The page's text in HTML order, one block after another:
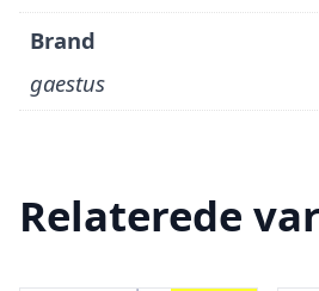
Brand
gaestus
Relaterede